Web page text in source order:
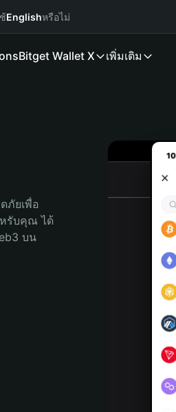
Englishหรือไม่
Bitget Wallet X เพิ่มเติม
ภัยเพื่อ
รับคุณ ได้
บน